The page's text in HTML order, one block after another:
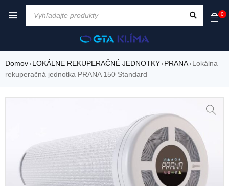
0
Domov› LOKÁLNE REKUPERAČNÉ JEDNOTKY› PRANA› Lokálna
rekuperačná jednotka PRANA 150 Standard